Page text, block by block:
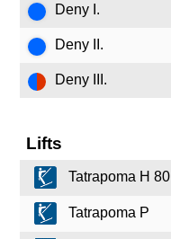
Deny I.
Deny II.
Deny III.
Lifts
Tatrapoma H 80
Tatrapoma P